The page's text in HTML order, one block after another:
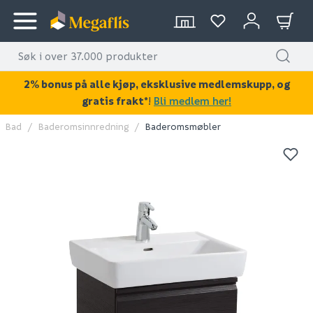
KAN DISSE VÆRE AV INTERESSE?
Bad Baderomsinnredning Baderomsmøbler
2% bonus på alle kjøp, eksklusive medlemskupp, og
gratis frakt*! Bli medlem her!